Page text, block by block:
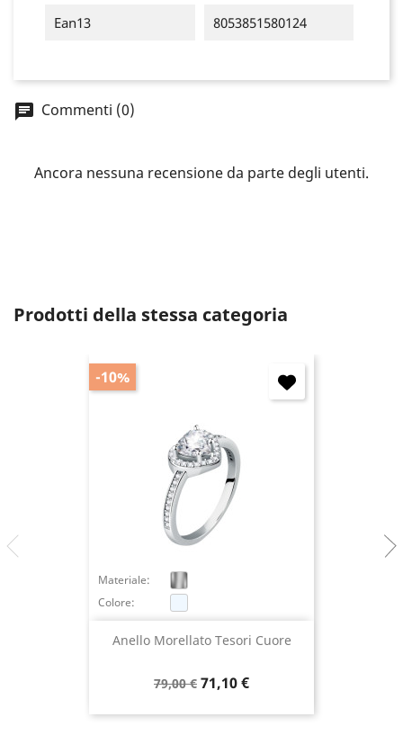
Ean13 8053851580124
Commenti (0)
Ancora nessuna recensione da parte degli utenti.
Prodotti della stessa categoria
Anello Morellato Tesori Cuore
Prezzo
79,00 € Prezzo
71,10 €
Materiale:
Colore:
-10%